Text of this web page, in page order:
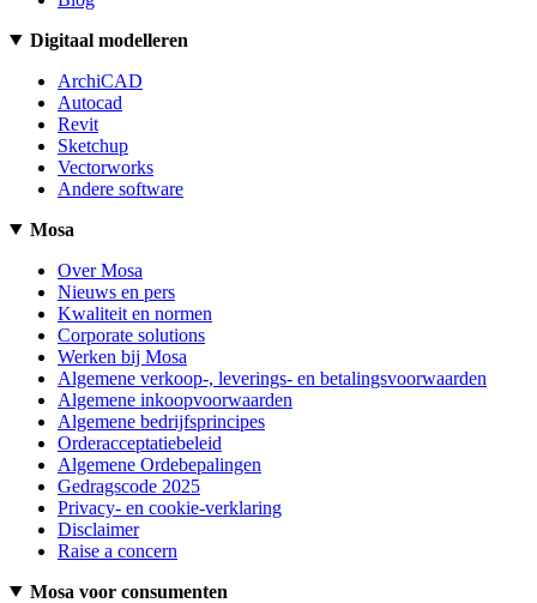
Digitaal modelleren
ArchiCAD
Autocad
Revit
Sketchup
Vectorworks
Andere software
Mosa
Over Mosa
Nieuws en pers
Kwaliteit en normen
Corporate solutions
Werken bij Mosa
Algemene verkoop-, leverings- en betalingsvoorwaarden
Algemene inkoopvoorwaarden
Algemene bedrijfsprincipes
Orderacceptatiebeleid
Algemene Ordebepalingen
Gedragscode 2025
Privacy- en cookie-verklaring
Disclaimer
Raise a concern
Mosa voor consumenten